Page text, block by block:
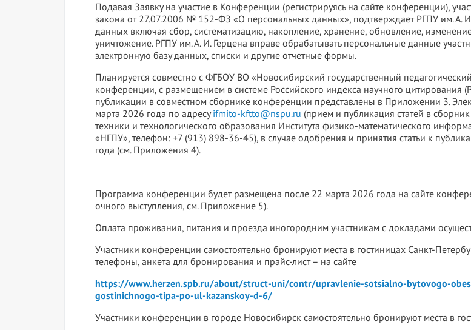
Подавая Заявку на участие в Конференции (регистрируясь на сайте конференции),
закона от 27.07.2006 № 152-ФЗ «О персональных данных», подтверждает РГПУ им. А.
данных включая сбор, систематизацию, накопление, хранение, обновление,
уничтожение. РГПУ им. А. И. Герцена вправе обрабатывать персональные данные
электронную базу данных, списки и другие отчетные формы.
Планируется совместно с ФГБОУ ВО «Новосибирский государственный
конференции, с размещением в системе Российского индекса научного
публикации в совместном сборнике конференции представлены в Приложении 3.
марта 2026 года по адресуifmito-kftto@nspu.ru (прием и публикация статей в
техники и технологического образования Института физико-математического
«НГПУ», телефон: +7 (913) 898-36-45), в случае одобрения и принятия статьи к
года (см. Приложения 4).
Программа конференции будет размещена после 22 марта 2026 года на сайте
очного выступления, см. Приложение 5).
Оплата проживания, питания и проезда иногородним участникам с докладами
Участники конференции самостоятельно бронируют места в гостиницах Санкт-
телефоны, анкета для бронирования и прайс-лист – на сайте
https://www.herzen.spb.ru/about/struct-uni/contr/upravlenie-sotsialno-bytovogo-
gostinichnogo-tipa-po-ul-kazanskoy-d-6/
Участники конференции в городе Новосибирск самостоятельно бронируют места в